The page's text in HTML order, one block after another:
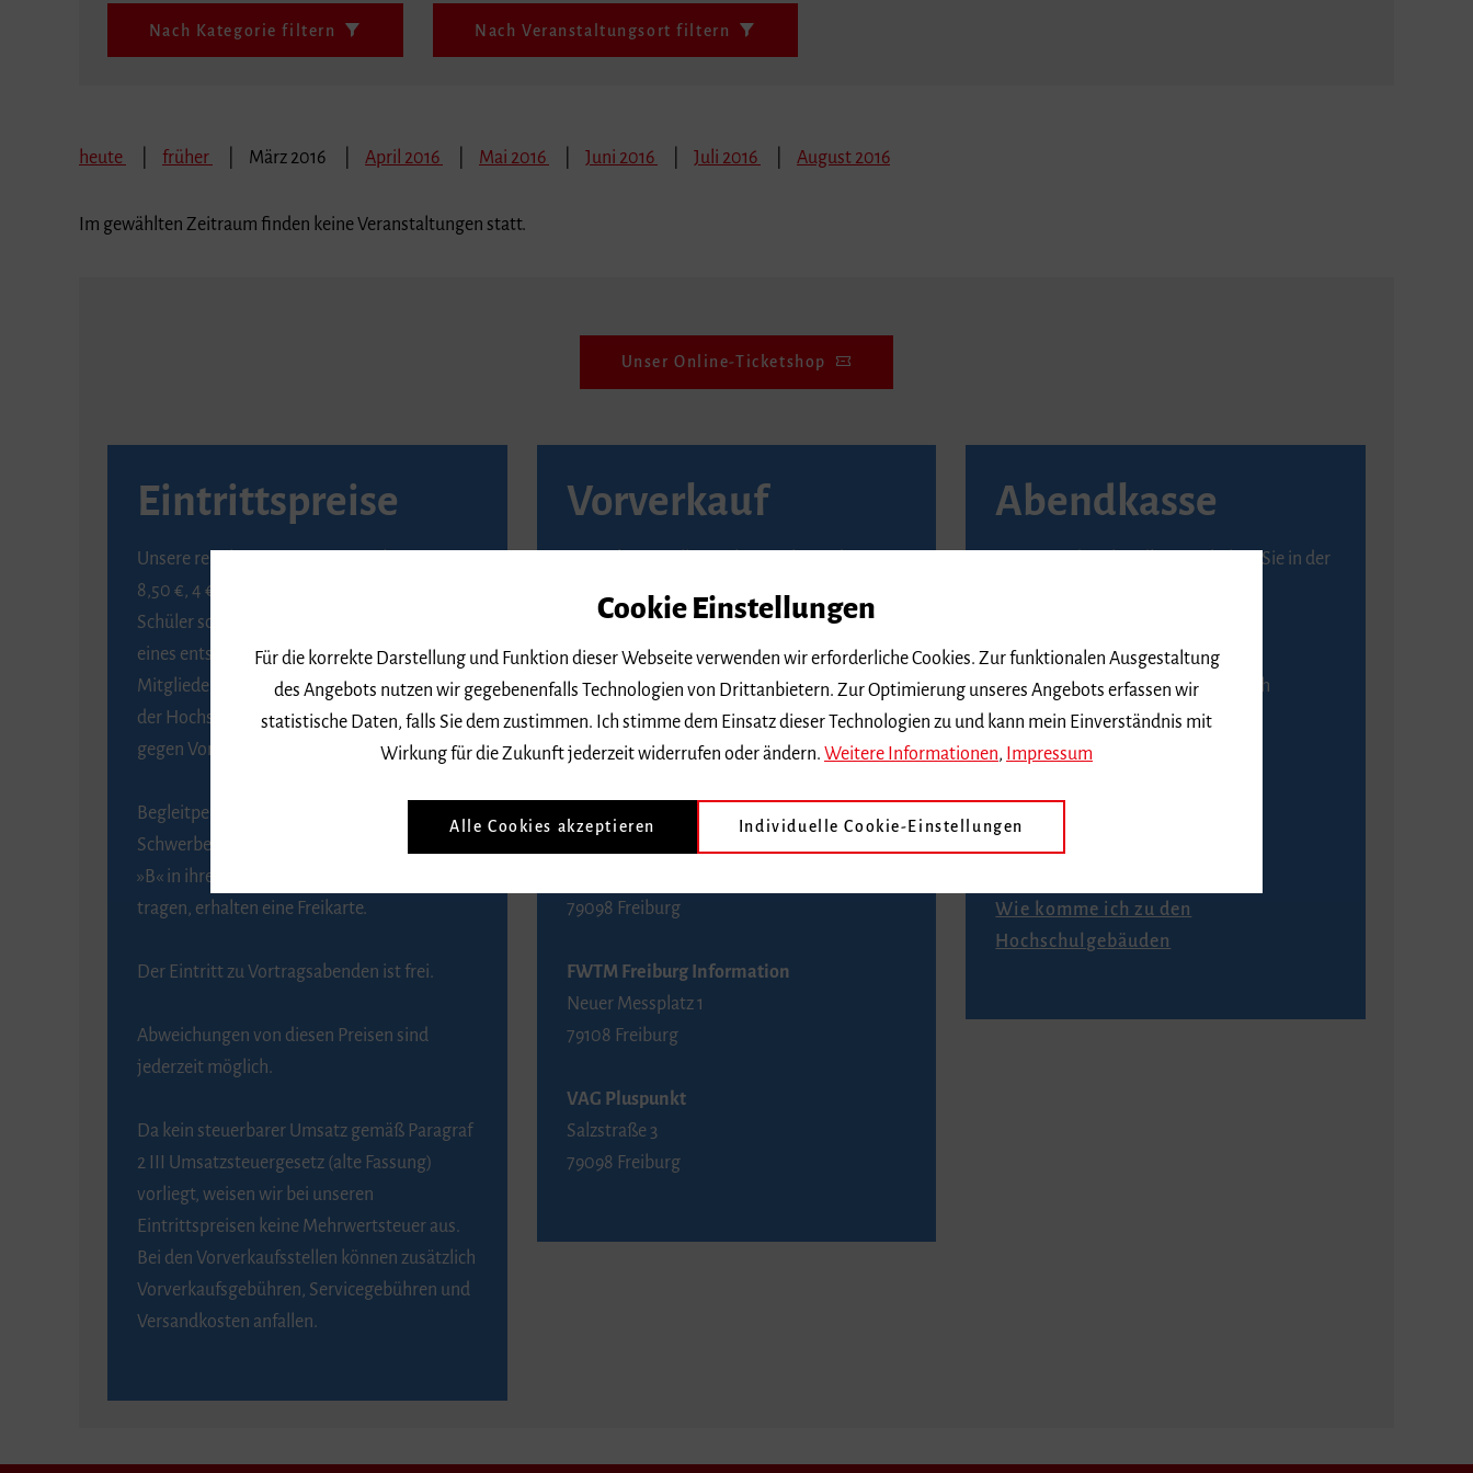
Nach Kategorie filtern Nach Veranstaltungsort filtern
heute früher März 2016 April 2016 Mai 2016 Juni 2016 Juli 2016 August 2016
Im gewählten Zeitraum finden keine Veranstaltungen statt.
Unser Online-Ticketshop
Eintrittspreise
Unsere regulären Eintrittspreise betragen
8,50 €, 4 € ermäßigt für Schülerinnen und
Schüler sowie Studierende gegen Vorlage
eines entsprechenden Nachweises, 6 € für
Mitglieder der Gesellschaft zur Förderung
der Hochschule für Musik Freiburg e. V.
gegen Vorlage des Mitgliedsausweises.
Begleitpersonen von Menschen mit
Schwerbehinderung, die das Merkzeichen
»B« in ihrem Schwerbehindertenausweis
tragen, erhalten eine Freikarte.
Der Eintritt zu Vortragsabenden ist frei.
Abweichungen von diesen Preisen sind
jederzeit möglich.
Da kein steuerbarer Umsatz gemäß Paragraf
2 III Umsatzsteuergesetz (alte Fassung)
vorliegt, weisen wir bei unseren
Eintrittspreisen keine Mehrwertsteuer aus.
Bei den Vorverkaufsstellen können zusätzlich
Vorverkaufsgebühren, Servicegebühren und
Versandkosten anfallen.
Vorverkauf
Seite von Reservix.
BZ-Kartenservice Freiburg
Kaiser-Joseph-Straße 229
79098 Freiburg
Telefon 0761 4968888 (Reservierungen sind
79098 Freiburg
FWTM Freiburg Information
Neuer Messplatz 1
79108 Freiburg
VAG Pluspunkt
Salzstraße 3
79098 Freiburg
Abendkasse
Karten an der Abendkasse erhalten Sie in der
An der Abendkasse ist ausschließlich
Barzahlung möglich.
Anfahrt
Wie komme ich zu den
Hochschulgebäuden
Cookie Einstellungen
Für die korrekte Darstellung und Funktion dieser Webseite verwenden wir erforderliche Cookies. Zur funktionalen Ausgestaltung
des Angebots nutzen wir gegebenenfalls Technologien von Drittanbietern. Zur Optimierung unseres Angebots erfassen wir
statistische Daten, falls Sie dem zustimmen. Ich stimme dem Einsatz dieser Technologien zu und kann mein Einverständnis mit
Wirkung für die Zukunft jederzeit widerrufen oder ändern. Weitere Informationen, Impressum
Alle Cookies akzeptieren Individuelle Cookie-Einstellungen